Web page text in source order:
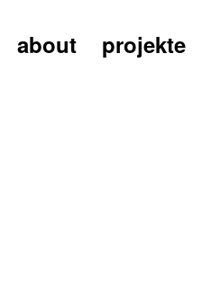
about projekte